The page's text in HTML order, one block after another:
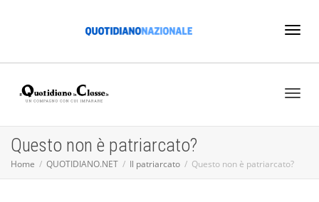
Questo non è patriarcato?
Home QUOTIDIANO.NET Il patriarcato Questo non è patriarcato?